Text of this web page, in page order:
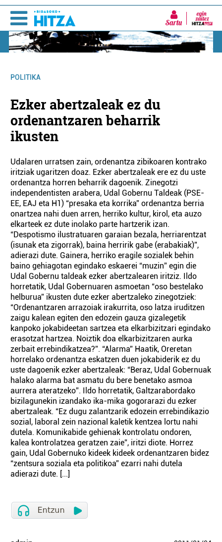
Sartu
POLITIKA
Ezker abertzaleak ez du
ordenantzaren beharrik
ikusten
Udalaren urratsen zain, ordenantza zibikoaren kontrako
iritziak ugaritzen doaz. Ezker abertzaleak ere ez du uste
ordenantza horren beharrik dagoenik. Zinegotzi
independentisten arabera, Udal Gobernu Taldeak (PSE-
EE, EAJ eta H1) “presaka eta korrika” ordenantza berria
onartzea nahi duen arren, herriko kultur, kirol, eta auzo
elkarteek ez dute inolako parte hartzerik izan.
“Despotismo ilustratuaren garaian bezala, herriarentzat
(isunak eta zigorrak), baina herririk gabe (erabakiak)”,
adierazi dute. Gainera, herriko eragile sozialek behin
baino gehiagotan egindako eskaerei “muzin” egin die
Udal Gobernu taldeak ezker abertzalearen iritziz. Ildo
horretatik, Udal Gobernuaren asmoetan “oso bestelako
helburua” ikusten dute ezker abertzaleko zinegotziek:
“Ordenantzaren arrazoiak irakurrita, oso latza iruditzen
zaigu kalean egiten den edozein gauza gizalegetik
kanpoko jokabideetan sartzea eta elkarbizitzari egindako
erasotzat hartzea. Noiztik doa elkarbizitzaren aurka
zerbait errebindikatzea?”. “Alarma” Haatik, Oreretan
horrelako ordenantza eskatzen duen jokabiderik ez du
uste dagoenik ezker abertzaleak: “Beraz, Udal Gobernuak
halako alarma bat asmatu du bere benetako asmoa
aurrera ateratzeko”. Ildo horretatik, Galtzarabordako
bizilagunekin izandako ika-mika gogorarazi du ezker
abertzaleak. “Ez dugu zalantzarik edozein errebindikazio
sozial, laboral zein nazional kaletik kentzea lortu nahi
dutela. Komunikabide gehienak kontrolatu ondoren,
kalea kontrolatzea geratzen zaie”, iritzi diote. Horrez
gain, Udal Gobernuko kideek kideek ordenantzaren bidez
“zentsura soziala eta politikoa” ezarri nahi dutela
adierazi dute. [...]